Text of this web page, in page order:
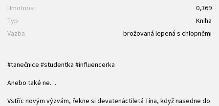
Hmotnost
0,369
Typ
Kniha
Vazba
brožovaná lepená s chlopněmi
#tanečnice #studentka #influencerka
Anebo také ne…
Vstříc novým výzvám, řekne si devatenáctiletá Tina, když nasedne do